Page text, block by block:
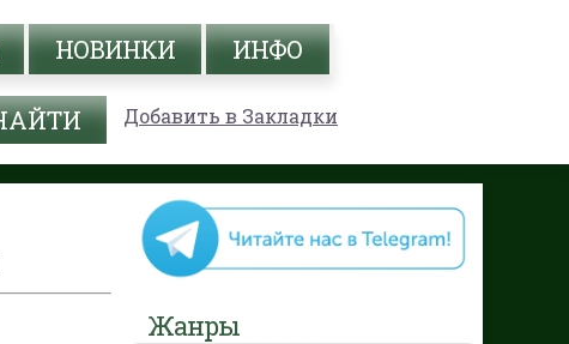
НОВИНКИ ИНФО
Добавить в Закладки
Жанры